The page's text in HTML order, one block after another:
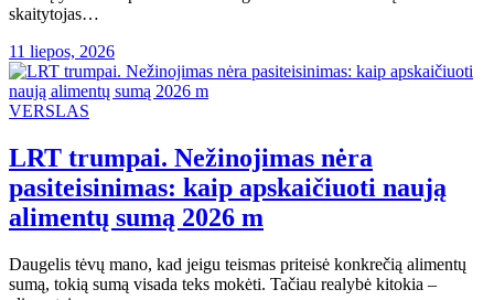
skaitytojas…
11 liepos, 2026
VERSLAS
LRT trumpai. Nežinojimas nėra
pasiteisinimas: kaip apskaičiuoti naują
alimentų sumą 2026 m
Daugelis tėvų mano, kad jeigu teismas priteisė konkrečią alimentų
sumą, tokią sumą visada teks mokėti. Tačiau realybė kitokia –